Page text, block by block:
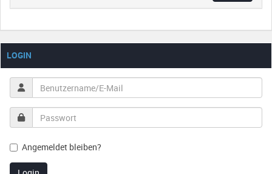
LOGIN
Angemeldet bleiben?